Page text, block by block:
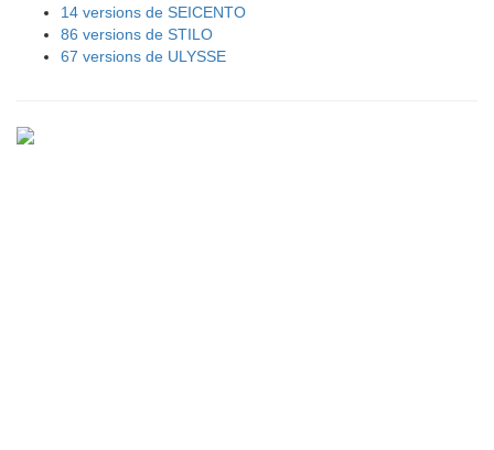
14 versions de SEICENTO
86 versions de STILO
67 versions de ULYSSE